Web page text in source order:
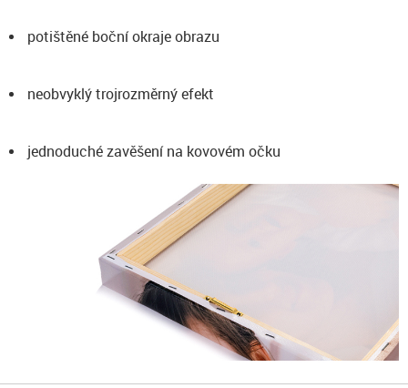
potištěné boční okraje obrazu
neobvyklý trojrozměrný efekt
jednoduché zavěšení na kovovém očku